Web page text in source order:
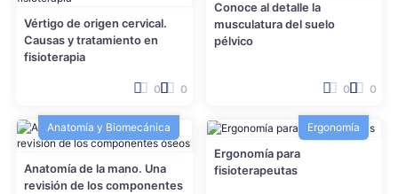
Vértigo de origen cervical.
Causas y tratamiento en
fisioterapia
0 0
Conoce al detalle la
musculatura del suelo
pélvico
0 0
Anatomía y Biomecánica
Anatomía de la mano. Una
revisión de los componentes
Ergonomía
Ergonomía para
fisioterapeutas